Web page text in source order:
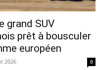
grand SUV
prêt à bousculer
européen
2026 0